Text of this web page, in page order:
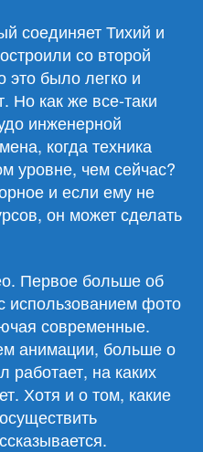
соединяет Тихий и
со второй
это было легко и
Но как же все-таки
инженерной
когда техника
уровне, чем сейчас?
и если ему не
он может сделать
Первое больше об
использованием фото
современные.
анимации, больше о
работает, на каких
Хотя и о том, какие